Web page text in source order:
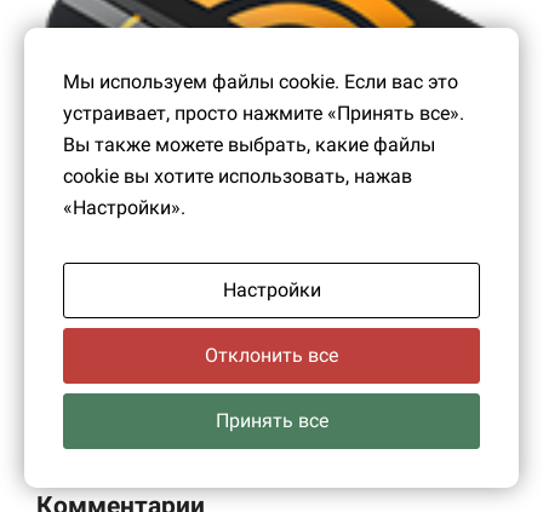
Страница ВКонтакте
Мы используем файлы cookie. Если вас это
устраивает, просто нажмите «Принять все».
Вы также можете выбрать, какие файлы
cookie вы хотите использовать, нажав
«Настройки».
Настройки
Отклонить все
Принять все